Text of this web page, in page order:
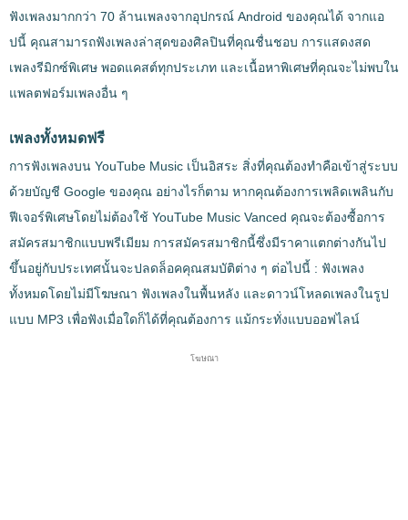
ฟังเพลงมากกว่า 70 ล้านเพลงจากอุปกรณ์ Android ของคุณได้ จากแอ
ปนี้ คุณสามารถฟังเพลงล่าสุดของศิลปินที่คุณชื่นชอบ การแสดงสด
เพลงรีมิกซ์พิเศษ พอดแคสต์ทุกประเภท และเนื้อหาพิเศษที่คุณจะไม่พบใน
แพลตฟอร์มเพลงอื่น ๆ
เพลงทั้งหมดฟรี
การฟังเพลงบน YouTube Music เป็นอิสระ สิ่งที่คุณต้องทำคือเข้าสู่ระบบ
ด้วยบัญชี Google ของคุณ อย่างไรก็ตาม หากคุณต้องการเพลิดเพลินกับ
ฟีเจอร์พิเศษโดยไม่ต้องใช้ YouTube Music Vanced คุณจะต้องซื้อการ
สมัครสมาชิกแบบพรีเมียม การสมัครสมาชิกนี้ซึ่งมีราคาแตกต่างกันไป
ขึ้นอยู่กับประเทศนั้นจะปลดล็อคคุณสมบัติต่าง ๆ ต่อไปนี้ : ฟังเพลง
ทั้งหมดโดยไม่มีโฆษณา ฟังเพลงในพื้นหลัง และดาวน์โหลดเพลงในรูป
แบบ MP3 เพื่อฟังเมื่อใดก็ได้ที่คุณต้องการ แม้กระทั่งแบบออฟไลน์
โฆษณา